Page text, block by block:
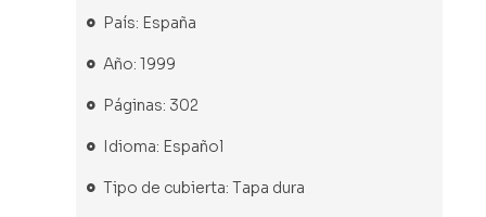
País: España
Año: 1999
Páginas: 302
Idioma: Español
Tipo de cubierta: Tapa dura